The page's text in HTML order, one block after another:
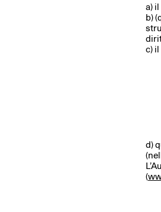
a)
b)
c)
d)
(